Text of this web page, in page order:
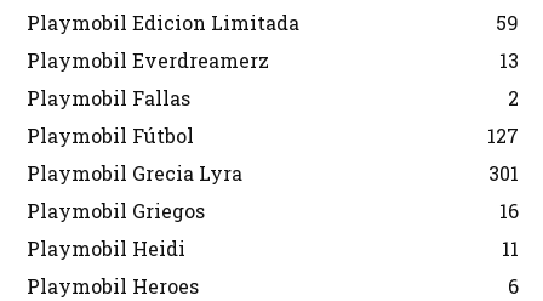
Playmobil Edicion Limitada
59
Playmobil Everdreamerz
13
Playmobil Fallas
2
Playmobil Fútbol
127
Playmobil Grecia Lyra
301
Playmobil Griegos
16
Playmobil Heidi
11
Playmobil Heroes
6